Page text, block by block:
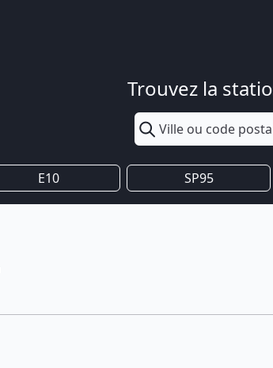
Trouvez la
E10 SP95